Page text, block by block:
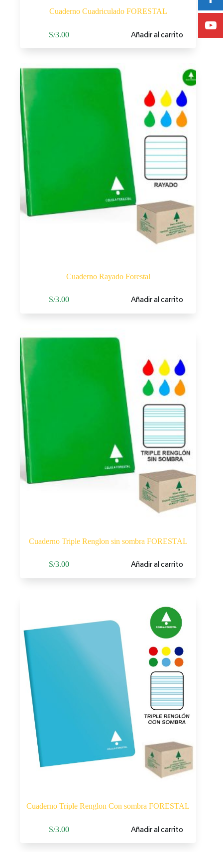
Cuaderno Cuadriculado FORESTAL
S/3.00 Añadir al carrito
Cuaderno Rayado Forestal
S/3.00 Añadir al carrito
Cuaderno Triple Renglon sin sombra FORESTAL
S/3.00 Añadir al carrito
Cuaderno Triple Renglon Con sombra FORESTAL
S/3.00 Añadir al carrito